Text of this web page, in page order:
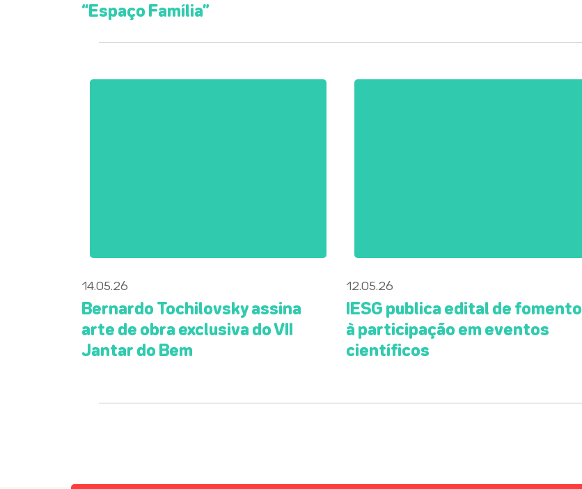
“Espaço Família”
14.05.26
Bernardo Tochilovsky assina
arte de obra exclusiva do VII
Jantar do Bem
12.05.26
IESG publica edital de fomento
à participação em eventos
científicos